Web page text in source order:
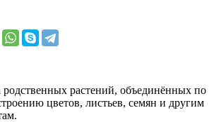
родственных растений, объединённых по
цветов, листьев, семян и другим